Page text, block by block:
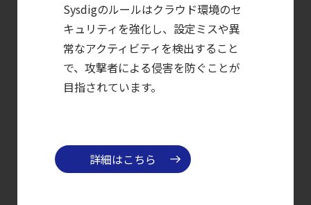
ブログを更新しました
【ブログ】AI が
2026
年に脅威の状況を根本から変えた
サーバ・
コンテナの統合セキュリティ強化
Sysdigのルールはクラウド環境のセ
キュリティを強化し、設定ミスや異
常なアクティビティを検出すること
で、攻撃者による侵害を防ぐことが
目指されています。
詳細はこちら